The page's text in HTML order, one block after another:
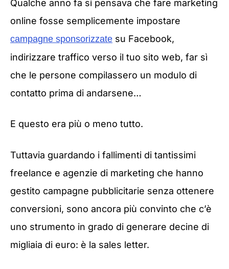
Qualche anno fa si pensava che fare marketing
online fosse semplicemente impostare
campagne sponsorizzate su Facebook,
indirizzare traffico verso il tuo sito web, far sì
che le persone compilassero un modulo di
contatto prima di andarsene…
E questo era più o meno tutto.
Tuttavia guardando i fallimenti di tantissimi
freelance e agenzie di marketing che hanno
gestito campagne pubblicitarie senza ottenere
conversioni, sono ancora più convinto che c’è
uno strumento in grado di generare decine di
migliaia di euro: è la sales letter.